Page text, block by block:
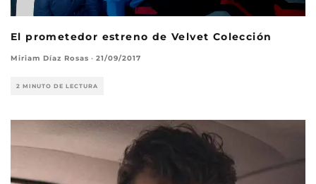
El prometedor estreno de Velvet Colección
Miriam Díaz Rosas · 21/09/2017
2 MINUTO DE LECTURA